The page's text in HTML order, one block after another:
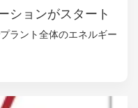
ションがスタート
ラント全体のエネルギー